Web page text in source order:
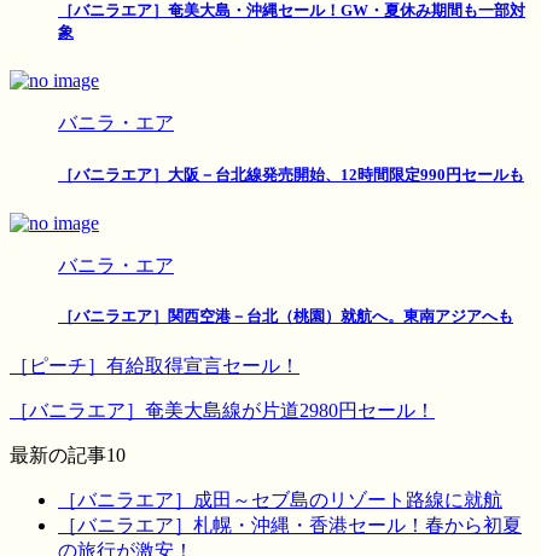
［バニラエア］奄美大島・沖縄セール！GW・夏休み期間も一部対
象
バニラ・エア
［バニラエア］大阪－台北線発売開始、12時間限定990円セールも
バニラ・エア
［バニラエア］関西空港－台北（桃園）就航へ。東南アジアへも
［ピーチ］有給取得宣言セール！
［バニラエア］奄美大島線が片道2980円セール！
最新の記事10
［バニラエア］成田～セブ島のリゾート路線に就航
［バニラエア］札幌・沖縄・香港セール！春から初夏
の旅行が激安！